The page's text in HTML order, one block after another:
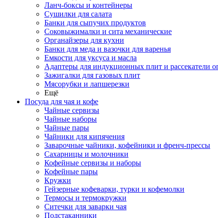
Ланч-боксы и контейнеры
Сушилки для салата
Банки для сыпучих продуктов
Соковыжималки и сита механические
Органайзеры для кухни
Банки для меда и вазочки для варенья
Емкости для уксуса и масла
Адаптеры для индукционных плит и рассекатели
Зажигалки для газовых плит
Мясорубки и лапшерезки
Ещё
Посуда для чая и кофе
Чайные сервизы
Чайные наборы
Чайные пары
Чайники для кипячения
Заварочные чайники, кофейники и френч-прессы
Сахарницы и молочники
Кофейные сервизы и наборы
Кофейные пары
Кружки
Гейзерные кофеварки, турки и кофемолки
Термосы и термокружки
Ситечки для заварки чая
Подстаканники